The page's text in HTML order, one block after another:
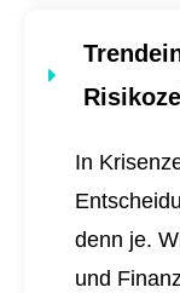
In
denn je.
und